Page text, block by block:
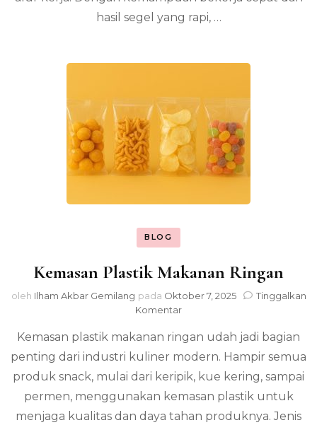
hasil segel yang rapi, …
BLOG
Kemasan Plastik Makanan Ringan
oleh Ilham Akbar Gemilang pada Oktober 7, 2025
Tinggalkan
Komentarpada
Plastik
Makanan
Kemasan plastik makanan ringan udah jadi bagian
penting dari industri kuliner modern. Hampir semua
produk snack, mulai dari keripik, kue kering, sampai
permen, menggunakan kemasan plastik untuk
menjaga kualitas dan daya tahan produknya. Jenis